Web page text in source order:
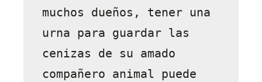
muchos dueños, tener una
urna para guardar las
cenizas de su amado
compañero animal puede